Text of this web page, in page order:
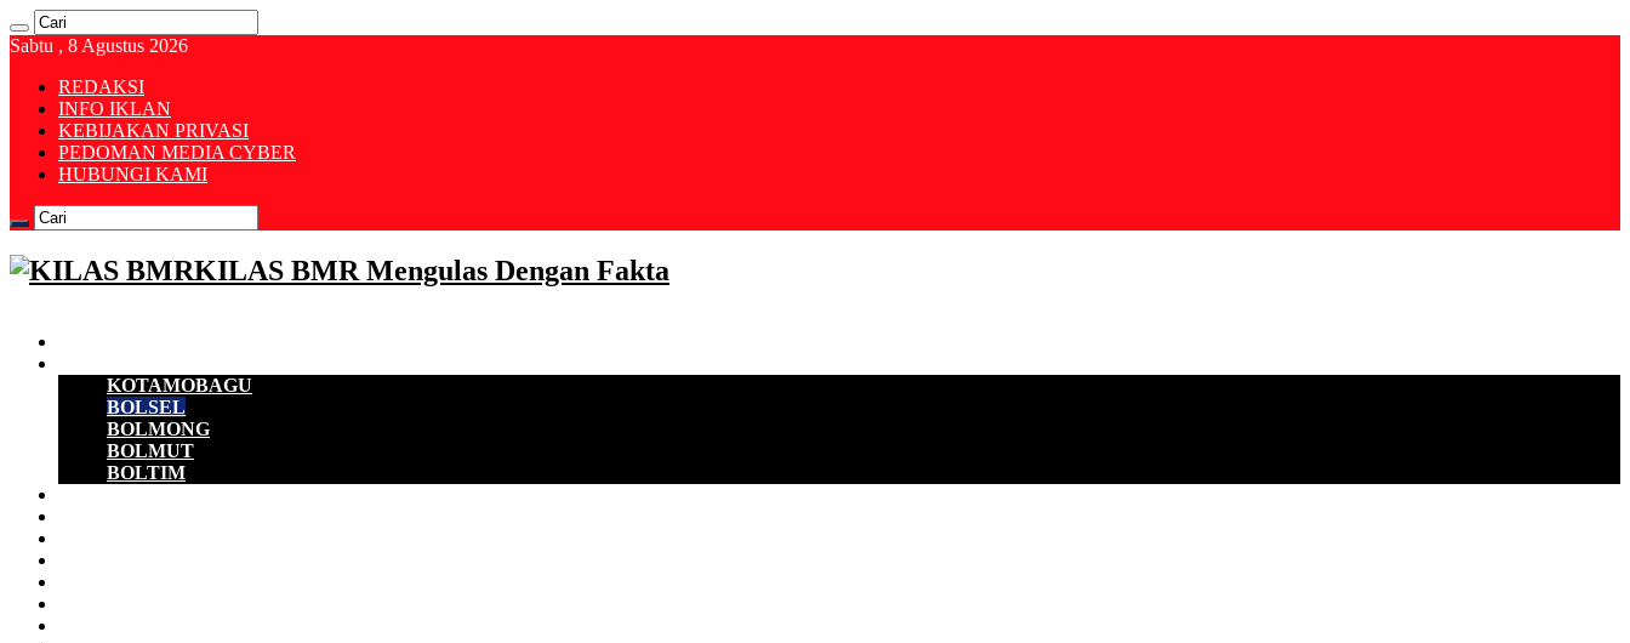
Sabtu , 8 Agustus 2026
REDAKSI
INFO IKLAN
KEBIJAKAN PRIVASI
PEDOMAN MEDIA CYBER
HUBUNGI KAMI
KILAS BMR Mengulas Dengan Fakta
KOTAMOBAGU
BOLSEL
BOLMONG
BOLMUT
BOLTIM